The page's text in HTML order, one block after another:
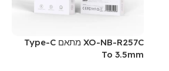
XO-NB-R257C מתאם Type-C
To 3.5mm